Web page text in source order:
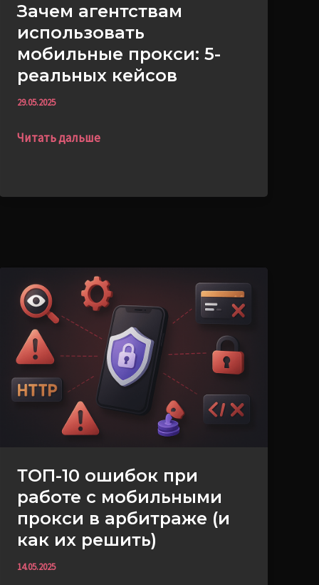
Зачем агентствам
использовать
мобильные прокси: 5-
реальных кейсов
29.05.2025
Читать дальше
ТОП-10 ошибок при
работе с мобильными
прокси в арбитраже (и
как их решить)
14.05.2025
ошибок
при
работе
с
мобильными
прокси
арбитраже
как
их
решить)